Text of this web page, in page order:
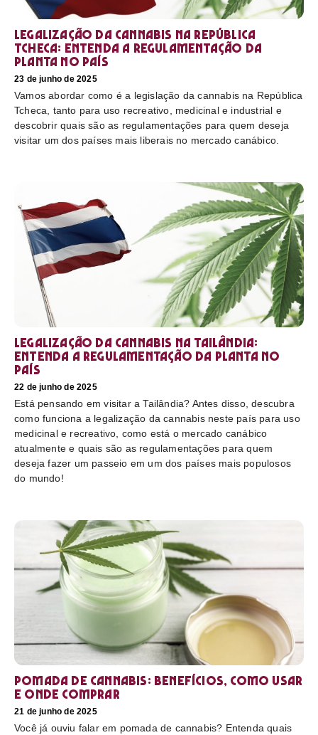
Legalização da cannabis na República
Tcheca: entenda a regulamentação da
planta no país
23 de junho de 2025
Vamos abordar como é a legislação da cannabis na República
Tcheca, tanto para uso recreativo, medicinal e industrial e
descobrir quais são as regulamentações para quem deseja
visitar um dos países mais liberais no mercado canábico.
Legalização da cannabis na Tailândia:
Entenda a regulamentação da planta no
país
22 de junho de 2025
Está pensando em visitar a Tailândia? Antes disso, descubra
como funciona a legalização da cannabis neste país para uso
medicinal e recreativo, como está o mercado canábico
atualmente e quais são as regulamentações para quem
deseja fazer um passeio em um dos países mais populosos
do mundo!
Pomada de cannabis: Benefícios, como usar
e onde comprar
21 de junho de 2025
Você já ouviu falar em pomada de cannabis? Entenda quais